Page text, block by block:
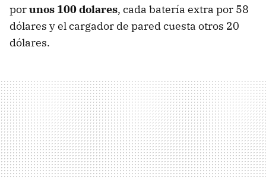
porunos 100 dolares, cada batería extra por 58
dólares y el cargador de pared cuesta otros 20
dólares.